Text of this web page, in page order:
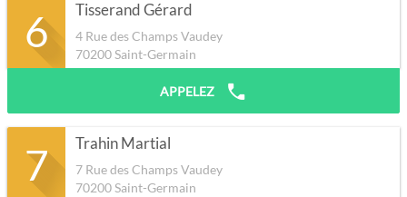
6 Tisserand Gérard
4 Rue des Champs Vaudey
70200Saint-Germain
APPELEZ
7 Trahin Martial
7 Rue des Champs Vaudey
70200Saint-Germain